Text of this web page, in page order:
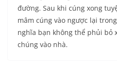
đường. Sau khi cúng xong
mâm cúng vào ngược lại
nghĩa bạn không thể phủi bỏ
chúng vào nhà.